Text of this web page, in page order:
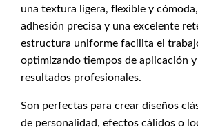
una textura ligera, flexible y
adhesión precisa y una excelente
estructura uniforme facilita el
optimizando tiempos de aplicación
resultados profesionales.
Son perfectas para crear diseños
de personalidad, efectos cálidos o